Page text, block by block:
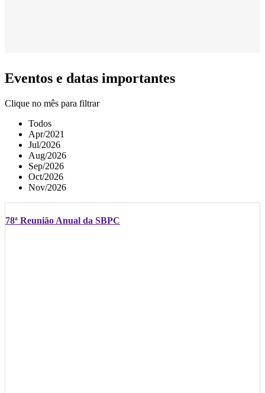
Eventos e datas importantes
Clique no mês para filtrar
Todos
Apr/2021
Jul/2026
Aug/2026
Sep/2026
Oct/2026
Nov/2026
78ª Reunião Anual da SBPC